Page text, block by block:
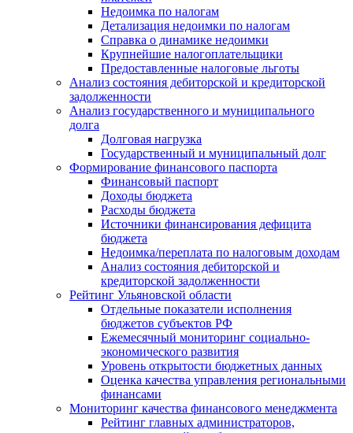
Недоимка по налогам
Детализация недоимки по налогам
Справка о динамике недоимки
Крупнейшие налогоплательщики
Предоставленные налоговые льготы
Анализ состояния дебиторской и кредиторской
задолженности
Анализ государственного и муниципального
долга
Долговая нагрузка
Государственный и муниципальный долг
Формирование финансового паспорта
Финансовый паспорт
Доходы бюджета
Расходы бюджета
Источники финансирования дефицита
бюджета
Недоимка/переплата по налоговым доходам
Анализ состояния дебиторской и
кредиторской задолженности
Рейтинг Ульяновской области
Отдельные показатели исполнения
бюджетов субъектов РФ
Ежемесячный мониторинг социально-
экономического развития
Уровень открытости бюджетных данных
Оценка качества управления региональными
финансами
Мониторинг качества финансового менеджмента
Рейтинг главных администраторов,